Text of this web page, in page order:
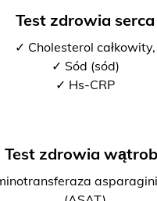
Test zdrowia serca
✓ Cholesterol całkowity,
✓ Sód (sód)
✓ Hs-CRP
Test zdrowia